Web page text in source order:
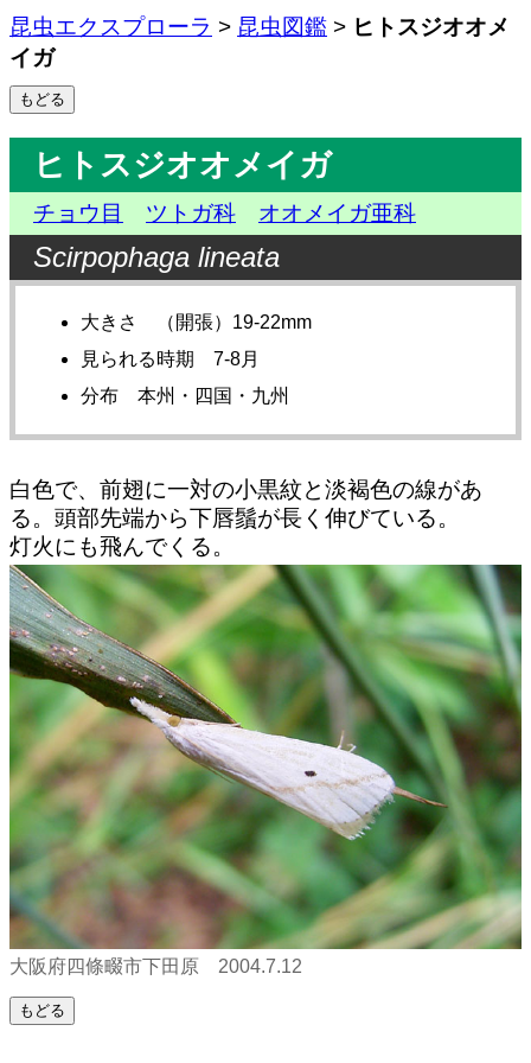
昆虫エクスプローラ > 昆虫図鑑 > ヒトスジオオメ
イガ
ヒトスジオオメイガ
チョウ目 ツトガ科 オオメイガ亜科
Scirpophaga lineata
大きさ （開張）19-22mm
見られる時期 7-8月
分布 本州・四国・九州
白色で、前翅に一対の小黒紋と淡褐色の線があ
る。頭部先端から下唇鬚が長く伸びている。
灯火にも飛んでくる。
大阪府四條畷市下田原 2004.7.12